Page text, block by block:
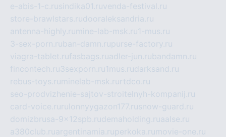
e-abis-1-c.rusindika01.ruvenda-festival.ru
store-brawlstars.rudooraleksandria.ru
antenna-highly.ru mine-lab-msk.ru1-mus.ru
3-sex-porn.ruban-damn.rupurse-factory.ru
viagra-tablet.rufasbags.ruadler-jun.rubandamn.ru
fincontech.ru3sexporn.ru1mus.rudarksand.ru
rebus-toys.ru minelab-msk.ru rtdco.ru
seo-prodvizhenie-sajtov-stroitelnyh-kompanij.ru
card-voice.ru rulonnyygazon177.rusnow-guard.ru
domizbrusa-9x12spb.rudemaholding.ruaalse.ru
a380club.ruargentinamia.ruperkoka.ru movie-one.ru